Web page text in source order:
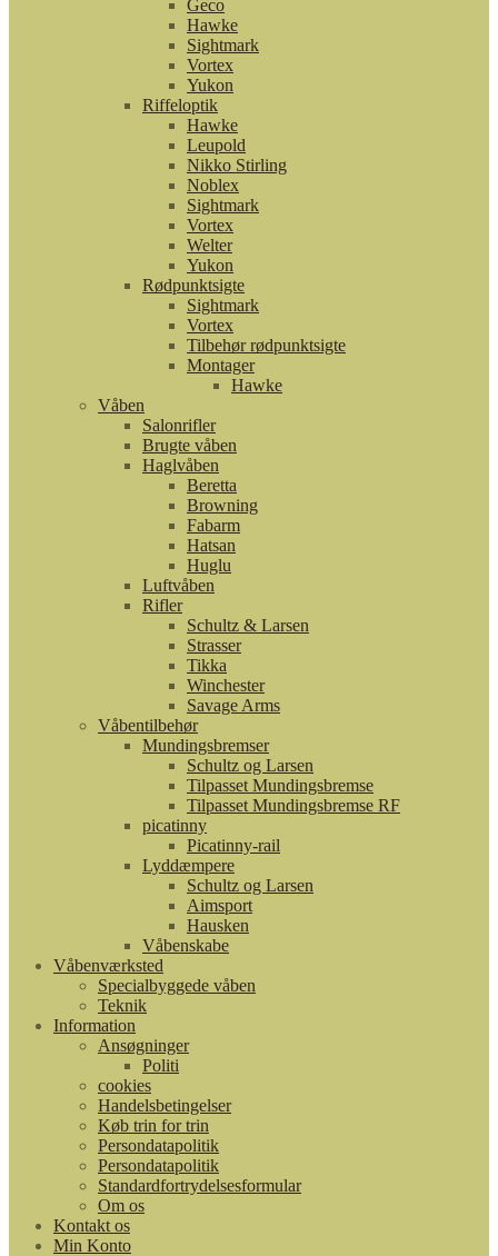
Geco
Hawke
Sightmark
Vortex
Yukon
Riffeloptik
Hawke
Leupold
Nikko Stirling
Noblex
Sightmark
Vortex
Welter
Yukon
Rødpunktsigte
Sightmark
Vortex
Tilbehør rødpunktsigte
Montager
Hawke
Våben
Salonrifler
Brugte våben
Haglvåben
Beretta
Browning
Fabarm
Hatsan
Huglu
Luftvåben
Rifler
Schultz & Larsen
Strasser
Tikka
Winchester
Savage Arms
Våbentilbehør
Mundingsbremser
Schultz og Larsen
Tilpasset Mundingsbremse
Tilpasset Mundingsbremse RF
picatinny
Picatinny-rail
Lyddæmpere
Schultz og Larsen
Aimsport
Hausken
Våbenskabe
Våbenværksted
Specialbyggede våben
Teknik
Information
Ansøgninger
Politi
cookies
Handelsbetingelser
Køb trin for trin
Persondatapolitik
Persondatapolitik
Standardfortrydelsesformular
Om os
Kontakt os
Min Konto